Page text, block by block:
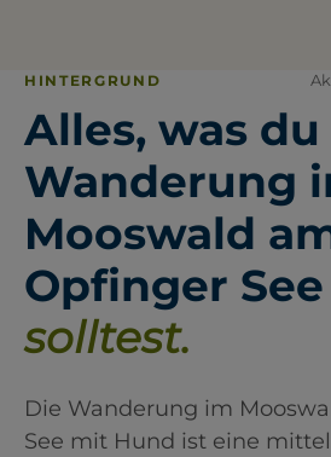
HINTERGRUND
Alles, was
Wanderung
Mooswald
Opfinger See
solltest.
Die Wanderung im
See mit Hund ist eine